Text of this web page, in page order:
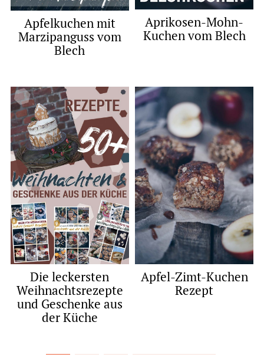
Apfelkuchen mit
Marzipanguss vom
Blech
Aprikosen-Mohn-
Kuchen vom Blech
Die leckersten
Weihnachtsrezepte
und Geschenke aus
der Küche
Apfel-Zimt-Kuchen
Rezept